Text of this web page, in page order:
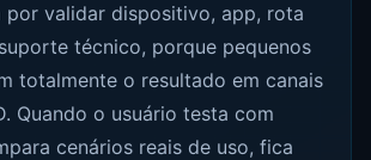
por validar dispositivo, app, rota
técnico, porque pequenos
totalmente o resultado em canais
Quando o usuário testa com
cenários reais de uso, fica